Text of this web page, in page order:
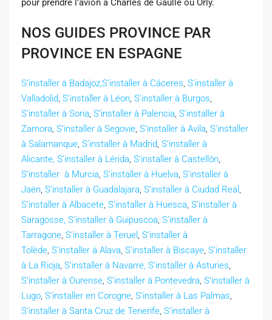
pour prendre l’avion à Charles de Gaulle ou Orly.
NOS GUIDES PROVINCE PAR
PROVINCE EN ESPAGNE
S’installer à Badajoz,S’installer à Cáceres, S’installer à
Valladolid, S’installer à Léon, S’installer à Burgos,
S’installer à Soria, S’installer à Palencia, S’installer à
Zamora, S’installer à Segovie, S’installer à Avila, S’installer
à Salamanque, S’installer à Madrid, S’installer à
Alicante, S’installer à Lérida, S’installer à Castellón,
S’installer à Murcia, S’installer à Huelva, S’installer à
Jaén, S’installer à Guadalajara, S’installer à Ciudad Real ,
S’installer à Albacete, S’installer à Huesca, S’installer à
Saragosse, S’installer à Guipuscoa, S’installer à
Tarragone, S’installer à Teruel , S’installer à
Tolède, S’installer à Alava, S’installer à Biscaye, S’installer
à La Rioja, S’installer à Navarre, S’installer à Asturies,
S’installer à Ourense, S’installer à Pontevedra, S’installer à
Lugo, S’installer en Corogne, S’installer à Las Palmas,
S’installer à Santa Cruz de Tenerife, S’installer à